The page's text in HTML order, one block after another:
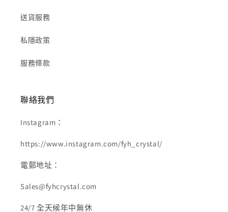
送貨服務
私隱政策
服務條款
聯絡我們
Instagram：
https://www.instagram.com/fyh_crystal/
電郵地址：
Sales@fyhcrystal.com
24/7 全天候年中無休